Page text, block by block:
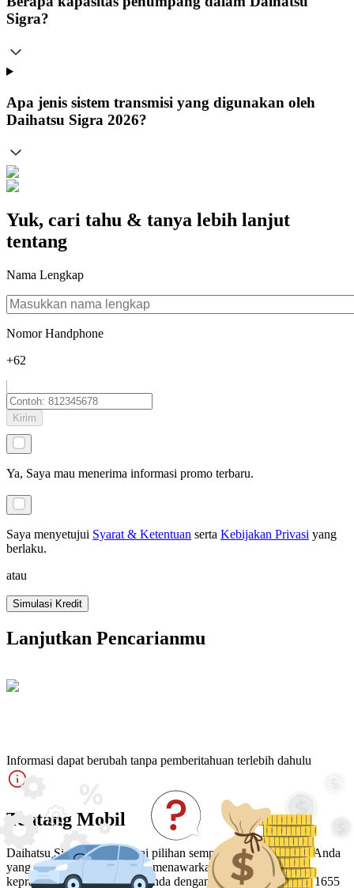
Sigra?
Apa jenis sistem transmisi yang digunakan oleh
Daihatsu Sigra 2026?
Yuk, cari tahu & tanya lebih lanjut
tentang
Nama Lengkap
Nomor Handphone
+62
Kirim
Ya, Saya mau menerima informasi promo terbaru.
Saya menyetujui Syarat & Ketentuan serta Kebijakan Privasi yang
berlaku.
atau
Simulasi Kredit
Lanjutkan Pencarianmu
Informasi dapat berubah tanpa pemberitahuan terlebih dahulu
Tentang Mobil
Daihatsu Sigra hadir sebagai pilihan sempurna bagi Keluarga Anda
yang mencari 7 Seater MPV, menawarkan kenyamanan dan
kepraktisan untuk keluarga Anda dengan dimensi 4110 mm x 1655